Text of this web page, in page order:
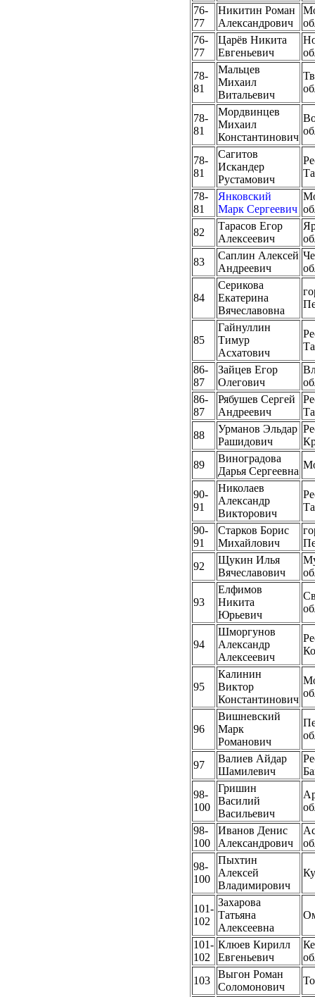
76-
77
Никитин Роман
Александрович
76-
77
Царёв Никита
Евгеньевич
78-
81
Мальцев
Михаил
Витальевич
78-
81
Мордвинцев
Михаил
Константинович
78-
81
Сагитов
Искандер
Рустамович
78-
81
Янковский
Марк Сергеевич
82
Тарасов Егор
Алексеевич
83
Саплин Алексей
Андреевич
84
Серикова
Екатерина
Вячеславовна
85
Гайнуллин
Тимур
Асхатович
86-
87
Зайцев Егор
Олегович
86-
87
Рябушев Сергей
Андреевич
88
Урманов Эльдар
Рашидович
89
Виноградова
Дарья Сергеевна
90-
91
Николаев
Александр
Викторович
90-
91
Старков Борис
Михайлович
92
Щукин Илья
Вячеславович
93
Елфимов
Никита
Юрьевич
94
Шморгунов
Александр
Алексеевич
95
Калинин
Виктор
Константинович
96
Вишневский
Марк
Романович
97
Валиев Айдар
Шамилевич
98-
100
Гришин
Василий
Васильевич
98-
100
Иванов Денис
Александрович
98-
100
Пыхтин
Алексей
Владимирович
101-
102
Захарова
Татьяна
Алексеевна
101-
102
Клюев Кирилл
Евгеньевич
103
Выгон Роман
Соломонович